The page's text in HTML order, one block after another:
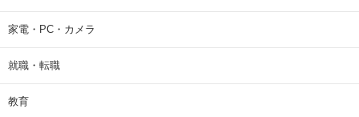
家電・PC・カメラ
就職・転職
教育